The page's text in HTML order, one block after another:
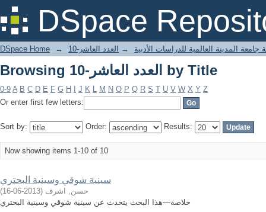
DSpace Browsing العدد العاشر-10 by Title
DSpace Home → جامعة المدينة العالمية للدراسات الأدبية → العدد العاشر-10
Browsing العدد العاشر-10 by Title
0-9 A B C D E F G H J K L M N O P Q R S T U V W X Y Z
Or enter first few letters:
Sort by: Order: Results:
Now showing items 1-10 of 10
سينية شوقي وسينية البحتري
حسن, اشرف (
2013-06-16
)
خلاصة—هذا البحث يتحدث عن سينية شوقي وسينية البحتري